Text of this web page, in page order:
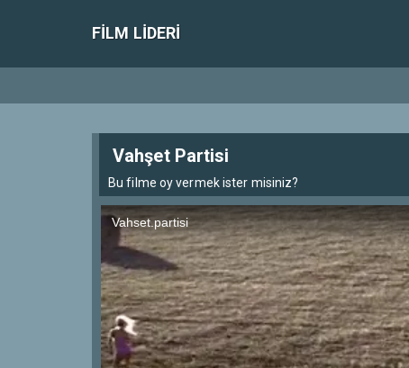
FILM LIDERI
Vahşet Partisi
Bu filme oy vermek ister misiniz?